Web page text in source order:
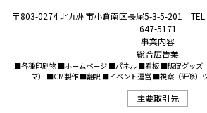
〒803-0274 北九州市小倉南区長尾5-3-5-201
647-5171
事業内容
総合広告業
■各種印刷物 ■ホームページ ■パネル ■看板 ■販促グッズ
マ） ■CM製作 ■翻訳 ■イベント運営 ■視察（研修）
主要取引先